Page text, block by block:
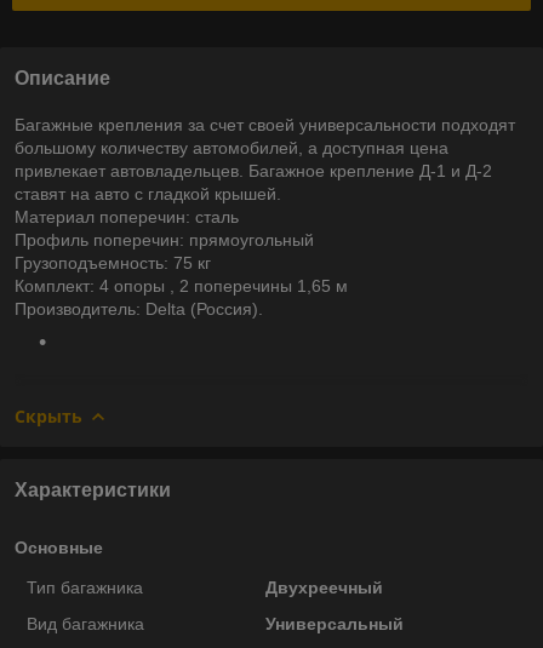
Описание
Багажные крепления за счет своей универсальности подходят
большому количеству автомобилей, а доступная цена
привлекает автовладельцев. Багажное крепление Д-1 и Д-2
ставят на авто с гладкой крышей.
Материал поперечин: сталь
Профиль поперечин: прямоугольный
Грузоподъемность: 75 кг
Комплект: 4 опоры , 2 поперечины 1,65 м
Производитель: Delta (Россия).
Скрыть
Характеристики
Основные
Тип багажника
Двухреечный
Вид багажника
Универсальный